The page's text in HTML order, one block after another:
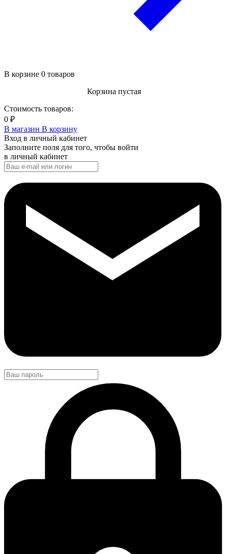
В корзине 0 товаров
Корзина пустая
Стоимость товаров:
0 ₽
В магазин В корзину
Вход в личный кабинет
Заполните поля для того, чтобы войти
в личный кабинет